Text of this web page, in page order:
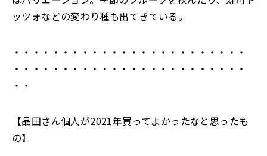
ッツォなどの変わり種も出てきている。
・・・・・・・・・・・・・・・・・・・・・・・・
・・・・・・・・・・・・・・・・・・・・・・・・
・・
【品田さん個人が2021年買ってよかったなと思ったも
の】